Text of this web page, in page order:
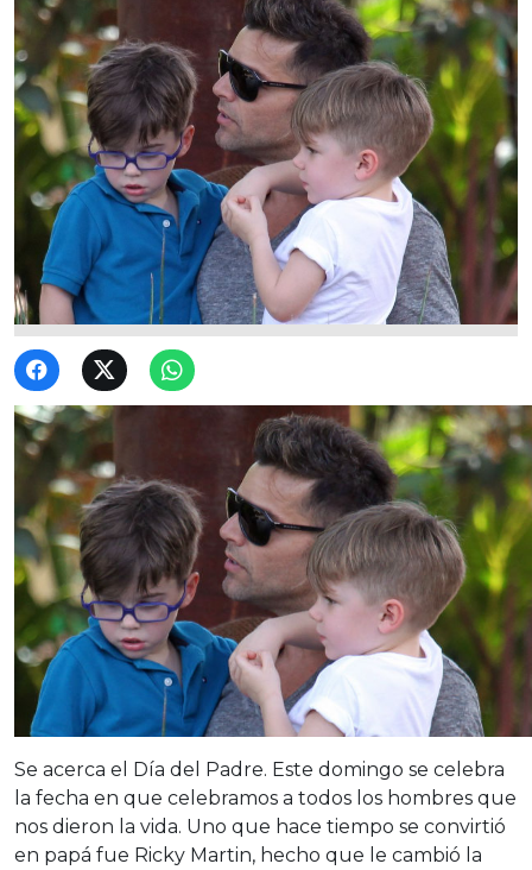
Se acerca el Día del Padre. Este domingo se celebra
la fecha en que celebramos a todos los hombres que
nos dieron la vida. Uno que hace tiempo se convirtió
en papá fue Ricky Martin, hecho que le cambió la